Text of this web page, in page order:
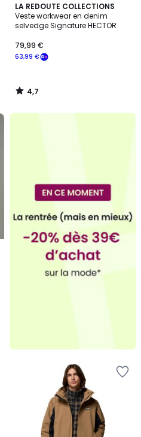
LA REDOUTE COLLECTIONS
Veste workwear en denim
selvedge Signature HECTOR
63,99 €
79,99 €
4,7
/ 5
4,7
/